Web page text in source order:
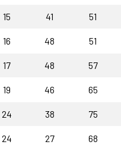
15 41 51
16 48 51
17 48 57
19 46 65
24 38 75
24 27 68